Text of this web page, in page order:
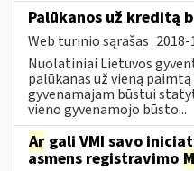
Palūkanos už kreditą
Web turinio sąrašas
Nuolatiniai Lietuvos
palūkanas už vieną
gyvenamajam būstui
vieno gyvenamojo būsto...
Ar gali VMI savo
asmens registravimo